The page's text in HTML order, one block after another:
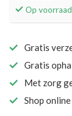
Op voorraad
Gratis
Gratis
Met zorg
Shop